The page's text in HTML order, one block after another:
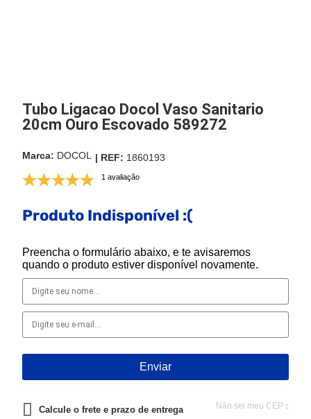
Tubo Ligacao Docol Vaso Sanitario
20cm Ouro Escovado 589272
DOCOL 1860193
1 avaliação
Produto Indisponível :(
Preencha o formulário abaixo, e te avisaremos
quando o produto estiver disponível novamente.
Calcule o frete e prazo de entrega Não sei meu CEP